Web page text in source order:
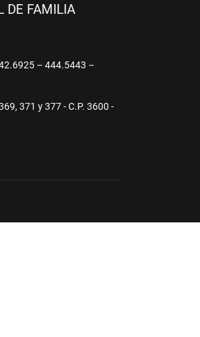
DE FAMILIA
– 444.5443 –
371 y 377 - C.P. 3600 -